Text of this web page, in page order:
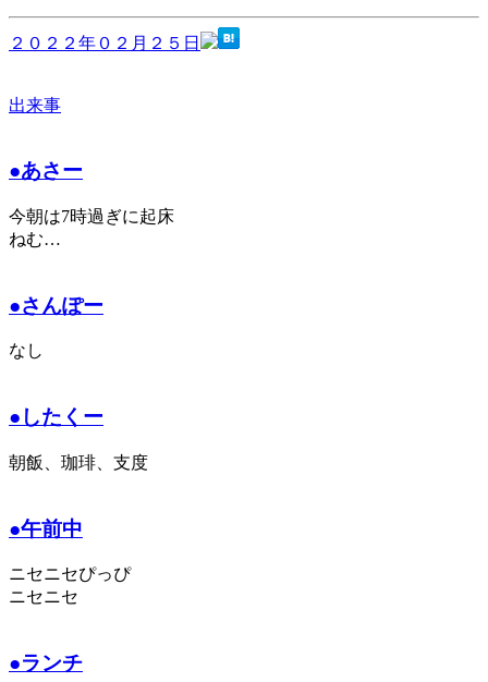
２０２２年０２月２５日
出来事
●あさー
今朝は7時過ぎに起床
ねむ…
●さんぽー
なし
●したくー
朝飯、珈琲、支度
●午前中
ニセニセぴっぴ
ニセニセ
●ランチ